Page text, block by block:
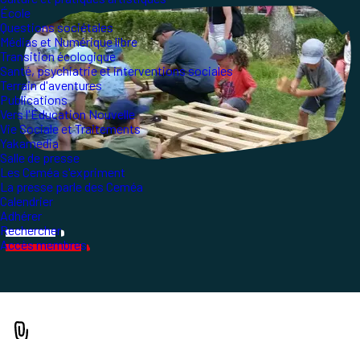
École
Questions sociétales
Médias et Numérique libre
Transition écologique
Santé, psychiatrie et interventions sociales
Terrain d'aventures
Publications
Vers l'Éducation Nouvelle
Vie Sociale et Traitements
Yakamedia
Salle de presse
Les Ceméa s'expriment
La presse parle des Ceméa
Calendrier
Adhérer
Rechercher
Accès membres